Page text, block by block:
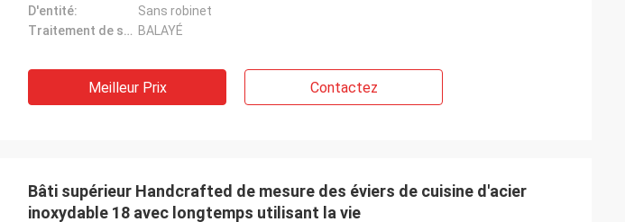
D'entité:
Sans robinet
Traitement de surface: BALAYÉ
Meilleur Prix Contactez
Bâti supérieur Handcrafted de mesure des éviers de cuisine d'acier
inoxydable 18 avec longtemps utilisant la vie